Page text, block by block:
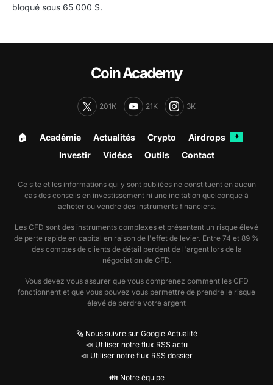
bloqué sous 65 000 $.
Coin Academy
201K 21K 3K
🏠︎ Académie Actualités Crypto Airdrops ✦
Investir Vidéos Outils Contact
Ce site et les informations qui y sont publiées ne constituent en aucun
cas des conseils en investissement ni une incitation quelconque à
acheter ou vendre des instruments financiers.
Les CFD sont des instruments complexes et présentent un risque élevé
de perte rapide en capital en raison de l'effet de levier. Entre 74 et 89 %
des comptes de clients de détail perdent de l'argent lors de la
négociation de CFD.
Vous devez vous assurer que vous comprenez comment les CFD
fonctionnent et que vous pouvez vous permettre de prendre le risque
élevé de perdre votre argent
🗞️ Nous suivre sur Google Actualité
📣 Utiliser notre flux RSS actu
📣 Utiliser notre flux RSS dossier
👪 Notre équipe